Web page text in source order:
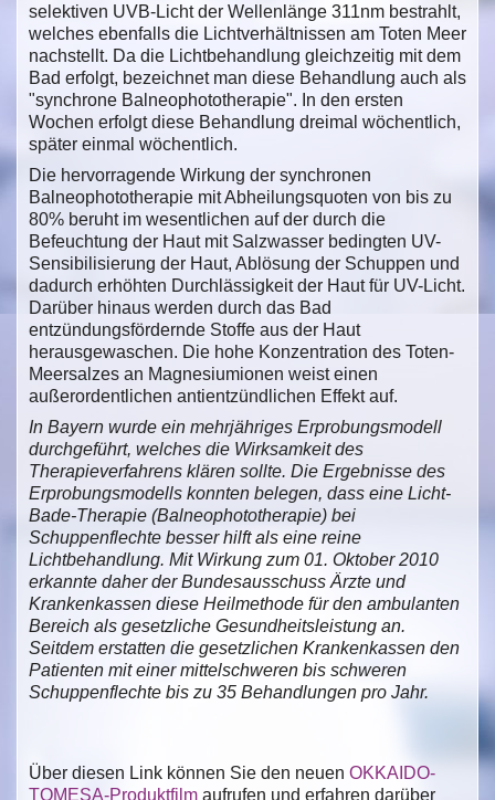
selektiven UVB-Licht der Wellenlänge 311nm bestrahlt,
welches ebenfalls die Lichtverhältnissen am Toten Meer
nachstellt. Da die Lichtbehandlung gleichzeitig mit dem
Bad erfolgt, bezeichnet man diese Behandlung auch als
"synchrone Balneophototherapie". In den ersten
Wochen erfolgt diese Behandlung dreimal wöchentlich,
später einmal wöchentlich.
Die hervorragende Wirkung der synchronen
Balneophototherapie mit Abheilungsquoten von bis zu
80% beruht im wesentlichen auf der durch die
Befeuchtung der Haut mit Salzwasser bedingten UV-
Sensibilisierung der Haut, Ablösung der Schuppen und
dadurch erhöhten Durchlässigkeit der Haut für UV-Licht.
Darüber hinaus werden durch das Bad
entzündungsfördernde Stoffe aus der Haut
herausgewaschen. Die hohe Konzentration des Toten-
Meersalzes an Magnesiumionen weist einen
außerordentlichen antientzündlichen Effekt auf.
In Bayern wurde ein mehrjähriges Erprobungsmodell
durchgeführt, welches die Wirksamkeit des
Therapieverfahrens klären sollte. Die Ergebnisse des
Erprobungsmodells konnten belegen, dass eine Licht-
Bade-Therapie (Balneophototherapie) bei
Schuppenflechte besser hilft als eine reine
Lichtbehandlung. Mit Wirkung zum 01. Oktober 2010
erkannte daher der Bundesausschuss Ärzte und
Krankenkassen diese Heilmethode für den ambulanten
Bereich als gesetzliche Gesundheitsleistung an.
Seitdem erstatten die gesetzlichen Krankenkassen den
Patienten mit einer mittelschweren bis schweren
Schuppenflechte bis zu 35 Behandlungen pro Jahr.
Über diesen Link können Sie den neuen OKKAIDO-
TOMESA-Produktfilm aufrufen und erfahren darüber